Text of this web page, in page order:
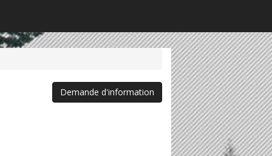
Demande d'information